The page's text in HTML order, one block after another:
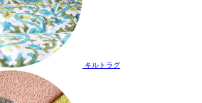
キルトラグ